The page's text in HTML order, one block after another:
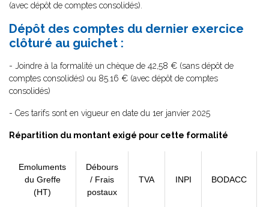
(avec dépôt de comptes consolidés).
Dépôt des comptes du dernier exercice
clôturé au guichet :
- Joindre à la formalité un chèque de 42,58 € (sans dépôt de
comptes consolidés) ou 85.16 € (avec dépôt de comptes
consolidés)
- Ces tarifs sont en vigueur en date du 1er janvier 2025
Répartition du montant exigé pour cette formalité
Emoluments
du Greffe
(HT)
Débours
/ Frais
postaux
TVA INPI BODACC